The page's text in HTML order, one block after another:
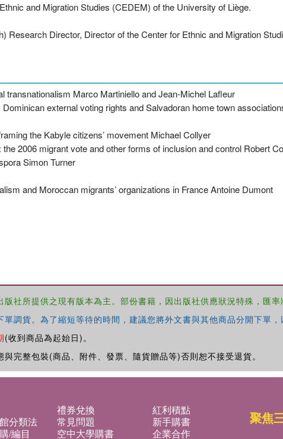
and Migration Studies (CEDEM) of the University of Liège.
Research Director, Director of the Center for Ethnic and Migration
transnationalism Marco Martiniello and Jean-Michel Lafleur
external voting rights and Salvadoran home town
the Kabyle citizens’ movement Michael Collyer
2006 migrant vote and other forms of inclusion and control Robert
Simon Turner
and Moroccan migrants’ organizations in France Antoine Dumont
社所提供之現有版本為主。部份書籍，因出版社供應狀況特殊，匯率
調貨。為了縮短等待的時間，建議您將外文書與其他商品分開下單
(收到商品為起始日)。
完整包裝(商品、附件、發票、隨貨贈品等)否則恕不接受退貨。
禮券兌換
紅利積點
分類法 常見問題
新手購書
/編目 空中大學購書
企業合作
聚焦